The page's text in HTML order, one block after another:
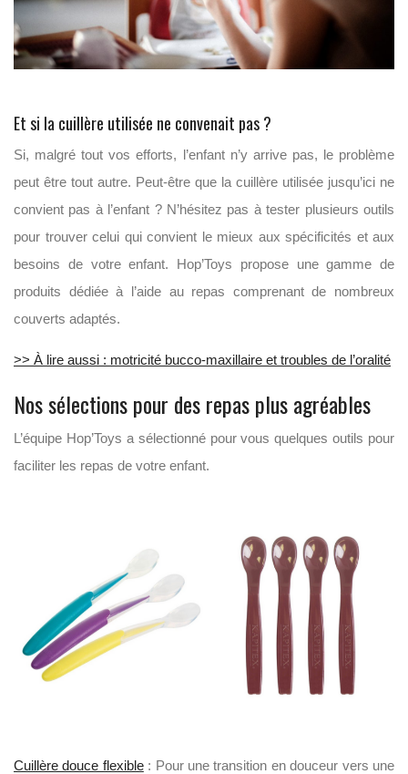
Et si la cuillère utilisée ne convenait pas ?
Si, malgré tout vos efforts, l’enfant n’y arrive pas, le problème
peut être tout autre. Peut-être que la cuillère utilisée jusqu’ici ne
convient pas à l’enfant ? N’hésitez pas à tester plusieurs outils
pour trouver celui qui convient le mieux aux spécificités et aux
besoins de votre enfant. Hop’Toys propose une gamme de
produits dédiée à l’aide au repas comprenant de nombreux
couverts adaptés.
>> À lire aussi : motricité bucco-maxillaire et troubles de l’oralité
Nos sélections pour des repas plus agréables
L’équipe Hop’Toys a sélectionné pour vous quelques outils pour
faciliter les repas de votre enfant.
Cuillère douce flexible: Pour une transition en douceur vers une